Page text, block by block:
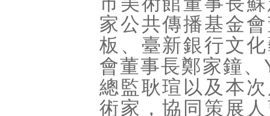
家公共傳播基金
板、臺新銀行文
會董事長鄭家鐘、
總監耿瑄以及本
術家，協同策展